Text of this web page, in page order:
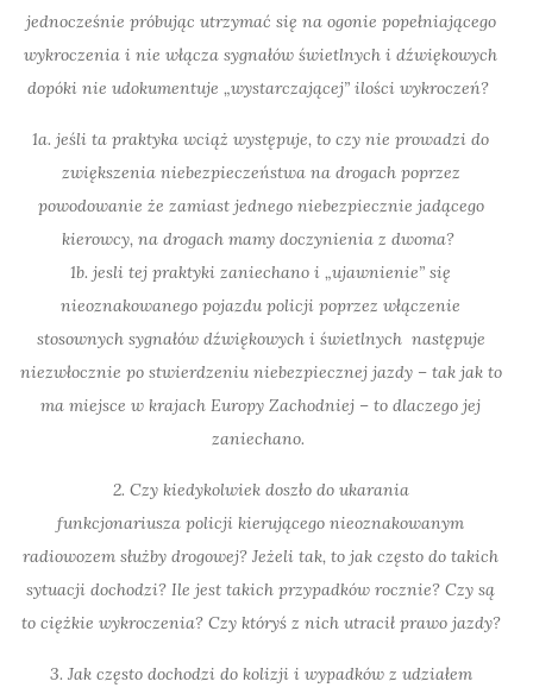
jednocześnie próbując utrzymać się na ogonie popełniającego
wykroczenia i nie włącza sygnałów świetlnych i dźwiękowych
dopóki nie udokumentuje „wystarczającej” ilości wykroczeń?
1a. jeśli ta praktyka wciąż występuje, to czy nie prowadzi do
zwiększenia niebezpieczeństwa na drogach poprzez
powodowanie że zamiast jednego niebezpiecznie jadącego
kierowcy, na drogach mamy doczynienia z dwoma?
1b. jesli tej praktyki zaniechano i „ujawnienie” się
nieoznakowanego pojazdu policji poprzez włączenie
stosownych sygnałów dźwiękowych i świetlnych następuje
niezwłocznie po stwierdzeniu niebezpiecznej jazdy – tak jak to
ma miejsce w krajach Europy Zachodniej – to dlaczego jej
zaniechano.
2. Czy kiedykolwiek doszło do ukarania
funkcjonariusza policji kierującego nieoznakowanym
radiowozem służby drogowej? Jeżeli tak, to jak często do takich
sytuacji dochodzi? Ile jest takich przypadków rocznie? Czy są
to ciężkie wykroczenia? Czy któryś z nich utracił prawo jazdy?
3. Jak często dochodzi do kolizji i wypadków z udziałem